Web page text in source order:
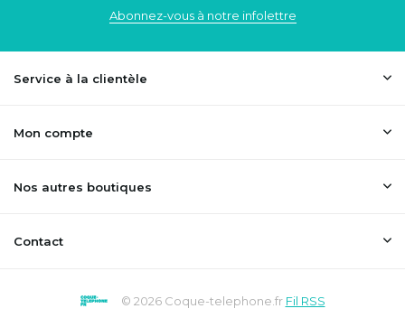
Abonnez-vous à notre infolettre
Service à la clientèle
Mon compte
Nos autres boutiques
Contact
© 2026 Coque-telephone.fr Fil RSS